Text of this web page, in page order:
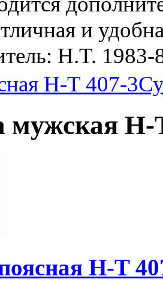
и
H.T.
H-T 407-3
H-
H-T